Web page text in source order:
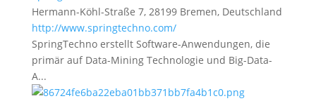
Hermann-Köhl-Straße 7, 28199 Bremen, Deutschland
http://www.springtechno.com/
SpringTechno erstellt Software-Anwendungen, die
primär auf Data-Mining Technologie und Big-Data-
A...